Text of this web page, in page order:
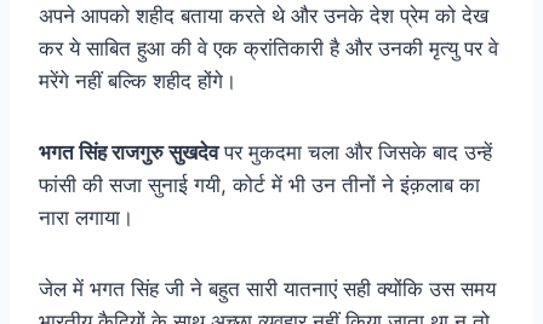
अपने आपको शहीद बताया करते थे और उनके देश प्रेम को देख
कर ये साबित हुआ की वे एक क्रांतिकारी है और उनकी मृत्यु पर वे
मरेंगे नहीं बल्कि शहीद होंगे।
भगत सिंह राजगुरु सुखदेवपर मुकदमा चला और जिसके बाद उन्हें
फांसी की सजा सुनाई गयी, कोर्ट में भी उन तीनों ने इंक़लाब का
नारा लगाया।
जेल में भगत सिंह जी ने बहुत सारी यातनाएं सही क्योंकि उस समय